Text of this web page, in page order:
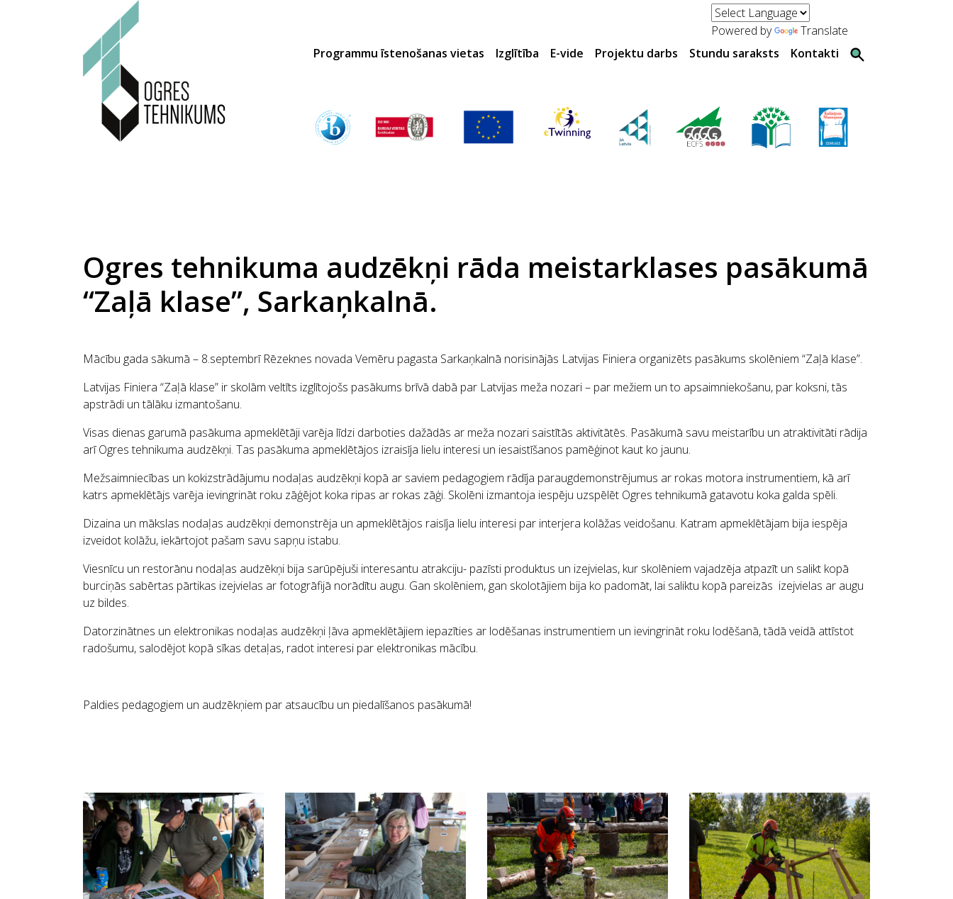
Powered by
Translate
Programmu īstenošanas vietas
Izglītība E-vide Projektu darbs Stundu saraksts Kontakti
Ogres tehnikuma audzēkņi rāda meistarklases pasākumā
“Zaļā klase”, Sarkaņkalnā.
Mācību gada sākumā – 8.septembrī Rēzeknes novada Vemēru pagasta Sarkaņkalnā norisinājās Latvijas Finiera organizēts pasākums skolēniem “Zaļā klase”.
Latvijas Finiera “Zaļā klase” ir skolām veltīts izglītojošs pasākums brīvā dabā par Latvijas meža nozari – par mežiem un to apsaimniekošanu, par koksni, tās
apstrādi un tālāku izmantošanu.
Visas dienas garumā pasākuma apmeklētāji varēja līdzi darboties dažādās ar meža nozari saistītās aktivitātēs. Pasākumā savu meistarību un atraktivitāti rādija
arī Ogres tehnikuma audzēkņi. Tas pasākuma apmeklētājos izraisīja lielu interesi un iesaistīšanos pamēģinot kaut ko jaunu.
Mežsaimniecības un kokizstrādājumu nodaļas audzēkņi kopā ar saviem pedagogiem rādīja paraugdemonstrējumus ar rokas motora instrumentiem, kā arī
katrs apmeklētājs varēja ievingrināt roku zāģējot koka ripas ar rokas zāģi. Skolēni izmantoja iespēju uzspēlēt Ogres tehnikumā gatavotu koka galda spēli.
Dizaina un mākslas nodaļas audzēkņi demonstrēja un apmeklētājos raisīja lielu interesi par interjera kolāžas veidošanu. Katram apmeklētājam bija iespēja
izveidot kolāžu, iekārtojot pašam savu sapņu istabu.
Viesnīcu un restorānu nodaļas audzēkņi bija sarūpējuši interesantu atrakciju- pazīsti produktus un izejvielas, kur skolēniem vajadzēja atpazīt un salikt kopā
burciņās sabērtas pārtikas izejvielas ar fotogrāfijā norādītu augu. Gan skolēniem, gan skolotājiem bija ko padomāt, lai saliktu kopā pareizās izejvielas ar augu
uz bildes.
Datorzinātnes un elektronikas nodaļas audzēkņi ļāva apmeklētājiem iepazīties ar lodēšanas instrumentiem un ievingrināt roku lodēšanā, tādā veidā attīstot
radošumu, salodējot kopā sīkas detaļas, radot interesi par elektronikas mācību.
Paldies pedagogiem un audzēkņiem par atsaucību un piedalīšanos pasākumā!